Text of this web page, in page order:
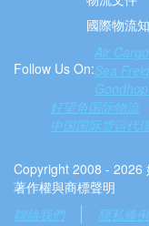
國際物流
Follow Us On:
Air
Sea
好望角国际物流
中国国际货运代
Copyright 2008 - 2026
著作權與商標聲明
聯絡我們
隱私條例